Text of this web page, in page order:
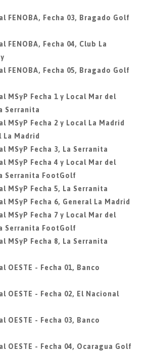
FENOBA, Fecha 03, Bragado Golf
FENOBA, Fecha 04, Club La
FENOBA, Fecha 05, Bragado Golf
MSyP Fecha 1 y Local Mar del
Serranita
MSyP Fecha 2 y Local La Madrid
La Madrid
MSyP Fecha 3, La Serranita
MSyP Fecha 4 y Local Mar del
Serranita FootGolf
MSyP Fecha 5, La Serranita
MSyP Fecha 6, General La Madrid
MSyP Fecha 7 y Local Mar del
Serranita FootGolf
MSyP Fecha 8, La Serranita
OESTE - Fecha 01, Banco
OESTE - Fecha 02, El Nacional
OESTE - Fecha 03, Banco
OESTE - Fecha 04, Ocaragua Golf